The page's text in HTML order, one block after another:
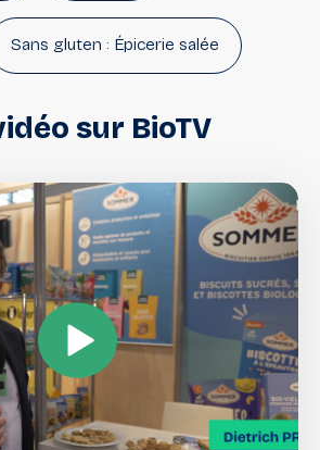
Sans gluten : Épicerie salée
sur BioTV